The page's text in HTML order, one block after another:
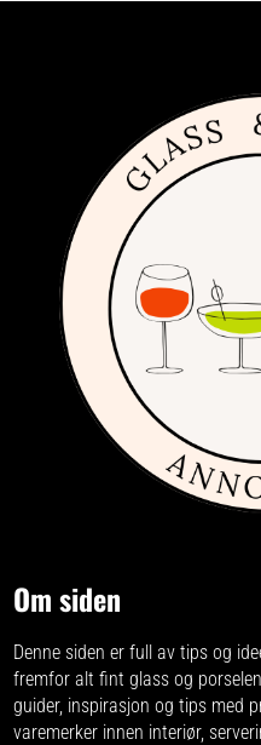
Om siden
Denne siden er full av tips og
fremfor alt fint glass og
guider, inspirasjon og tips med
varemerker innen interiør,